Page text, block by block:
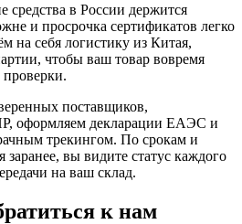
средства в России держится
и просрочка сертификатов легко
на себя логистику из Китая,
чтобы ваш товар вовремя
поставщиков,
оформляем декларации ЕАЭС и
трекингом. По срокам и
вы видите статус каждого
на ваш склад.
к нам